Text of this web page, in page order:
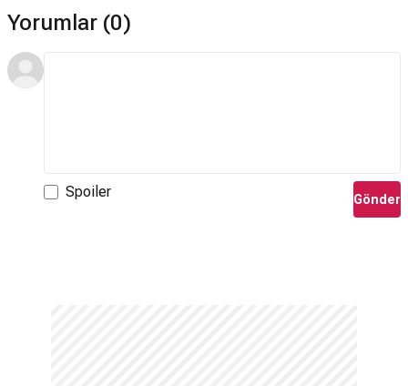
Yorumlar (0)
Spoiler Gönder